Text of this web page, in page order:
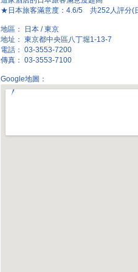
★日本旅客滿意度：4.6/5 共252人評分(
地區： 日本 / 東京
地址： 東京都中央區八丁堀1-13-7
電話： 03-3553-7200
傳真： 03-3553-7100
Google地圖：